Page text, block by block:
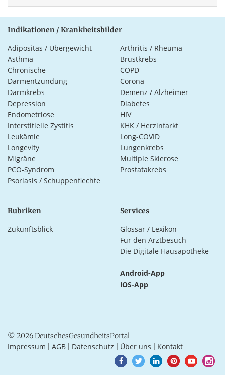
Indikationen / Krankheitsbilder
Adipositas / Übergewicht
Arthritis / Rheuma
Asthma
Brustkrebs
Chronische
Darmentzündung
COPD
Corona
Darmkrebs
Demenz / Alzheimer
Depression
Diabetes
Endometriose
HIV
Interstitielle Zystitis
KHK / Herzinfarkt
Leukämie
Long-COVID
Longevity
Lungenkrebs
Migräne
Multiple Sklerose
PCO-Syndrom
Prostatakrebs
Psoriasis / Schuppenflechte
Rubriken
Zukunftsblick
Services
Glossar / Lexikon
Für den Arztbesuch
Die Digitale Hausapotheke
Android-App
iOS-App
© 2026 DeutschesGesundheitsPortal
Impressum AGB Datenschutz Über uns Kontakt